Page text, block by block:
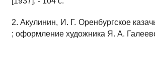
2. Акулинин, И. Г. Оренбургское
; оформление художника Я. А.